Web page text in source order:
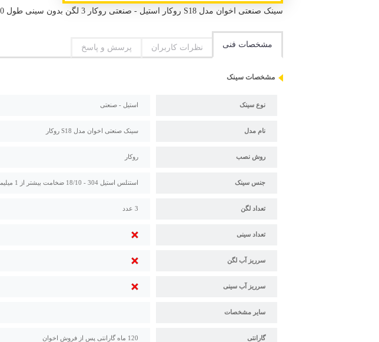
سینک صنعتی اخوان مدل S18 روکار استیل - صنعتی روکار 3 لگن بدون سینی طول 200 سانتیمتر عرض 65 سانتیمتر
مشخصات فنی نظرات کاربران پرسش و پاسخ
مشخصات سینک
نوع سینک استیل - صنعتی
نام مدل سینک صنعتی اخوان مدل S18 روکار
روش نصب روکار
جنس سینک استنلس استیل 304 - 18/10 ضخامت بیشتر از 1 میلیمتر
تعداد لگن 3 عدد
تعداد سینی
سرریز آب لگن
سرریز آب سینی
سایر مشخصات
گارانتی 120 ماه گارانتی پس از فروش اخوان